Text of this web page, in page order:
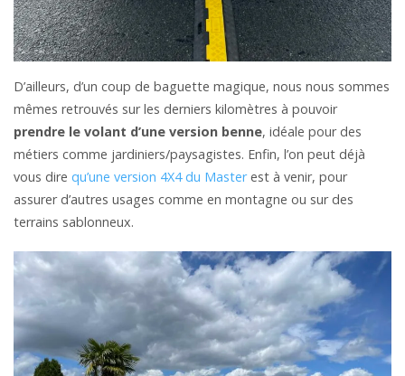
D’ailleurs, d’un coup de baguette magique, nous nous sommes
mêmes retrouvés sur les derniers kilomètres à pouvoir
prendre le volant d’une version benne, idéale pour des
métiers comme jardiniers/paysagistes. Enfin, l’on peut déjà
vous dire qu’une version 4X4 du Masterest à venir, pour
assurer d’autres usages comme en montagne ou sur des
terrains sablonneux.